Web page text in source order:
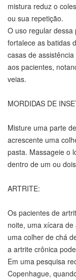
mistura reduz o
ou sua repetição.
O uso regular
fortalece as batidas
casas de
aos pacientes,
veias.
MORDIDAS DE
Misture uma parte
acrescente uma
pasta. Massageie o
dentro de um ou
ARTRITE:
Os pacientes de
noite, uma xícara
uma colher de chá
a artrite crônica
Em uma pesquisa
Copenhague,